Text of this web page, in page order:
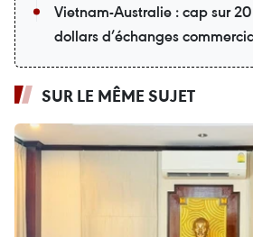
Vietnam-Australie : cap sur
dollars d’échanges
SUR LE MÊME SUJET